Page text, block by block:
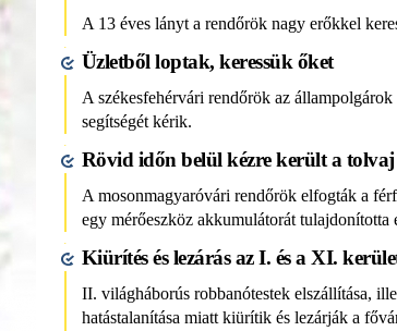
A 13 éves lányt a rendőrök nagy erőkkel
Üzletből loptak, keressük őket
A székesfehérvári rendőrök az állampolgárok
segítségét kérik.
Rövid időn belül kézre került a tolvaj
A mosonmagyaróvári rendőrök elfogták a
egy mérőeszköz akkumulátorát tulajdonította
Kiürítés és lezárás az I. és a XI.
II. világháborús robbanótestek elszállítása,
hatástalanítása miatt kiürítik és lezárják a